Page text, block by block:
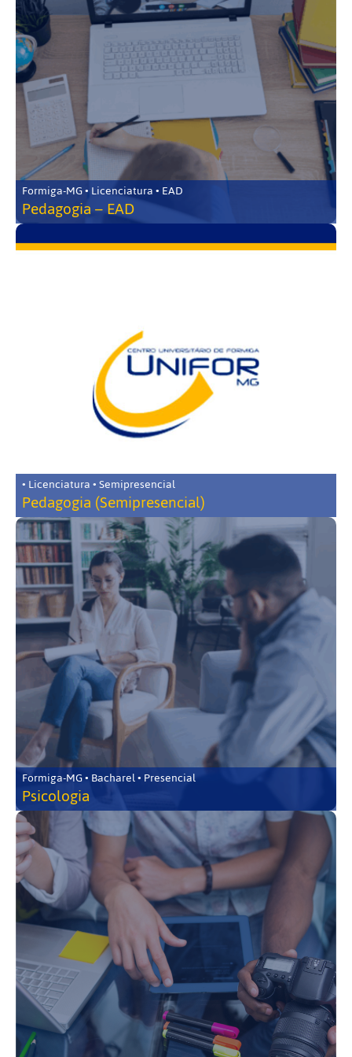
Formiga-MG • Licenciatura • EAD
Pedagogia – EAD
• Licenciatura • Semipresencial
Pedagogia (Semipresencial)
Formiga-MG • Bacharel • Presencial
Psicologia